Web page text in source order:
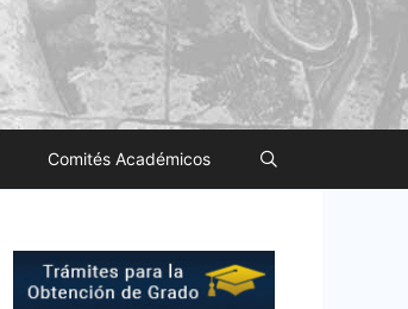
Comités Académicos